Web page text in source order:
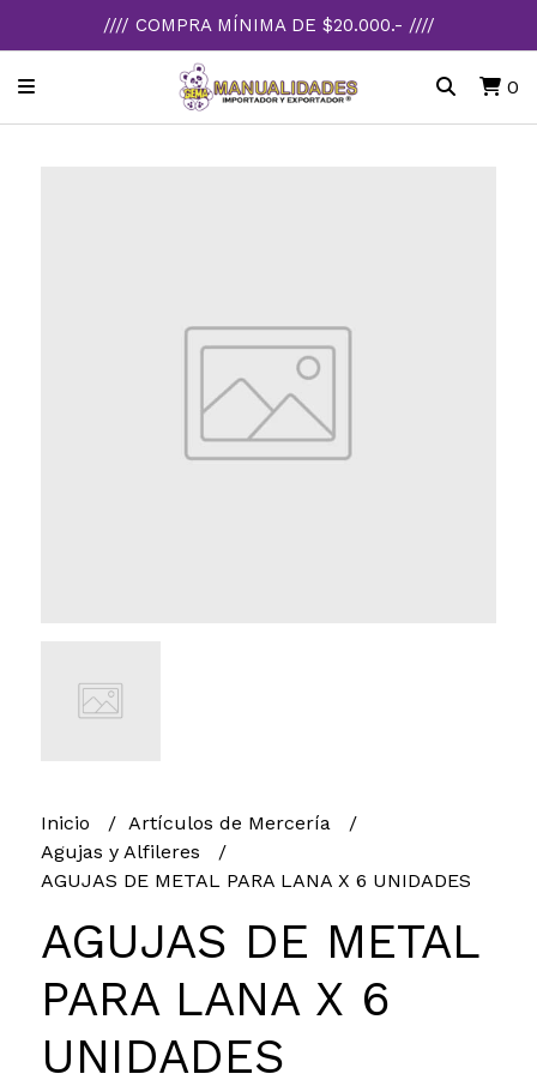
//// COMPRA MÍNIMA DE $20.000.- ////
0
Inicio
Artículos de Mercería
Agujas y Alfileres
AGUJAS DE METAL PARA LANA X 6 UNIDADES
AGUJAS DE METAL
PARA LANA X 6
UNIDADES